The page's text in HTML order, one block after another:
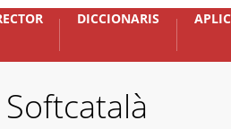
DICCIONARIS